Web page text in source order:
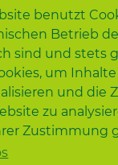
benutzt
Betrieb
sind und stets
um
und die
zu
Zustimmung